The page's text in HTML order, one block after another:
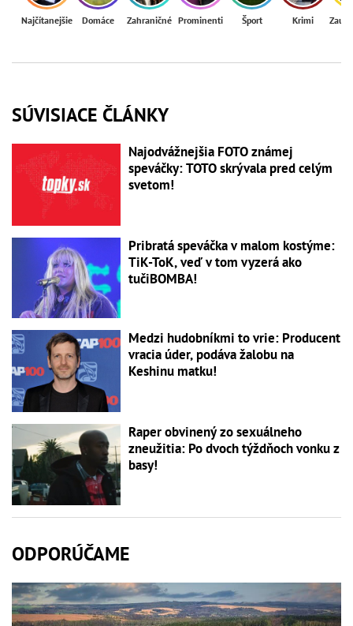
Najčítanejšie Domáce Zahraničné Prominenti Šport Krimi
SÚVISIACE ČLÁNKY
Najodvážnejšia FOTO známej
speváčky: TOTO skrývala pred celým
svetom!
Pribratá speváčka v malom kostýme:
TiK-ToK, veď v tom vyzerá ako
tučiBOMBA!
Medzi hudobníkmi to vrie: Producent
vracia úder, podáva žalobu na
Keshinu matku!
Raper obvinený zo sexuálneho
zneužitia: Po dvoch týždňoch vonku z
basy!
ODPORÚČAME